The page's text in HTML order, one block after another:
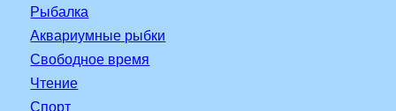
Рыбалка
Аквариумные рыбки
Свободное время
Чтение
Спорт